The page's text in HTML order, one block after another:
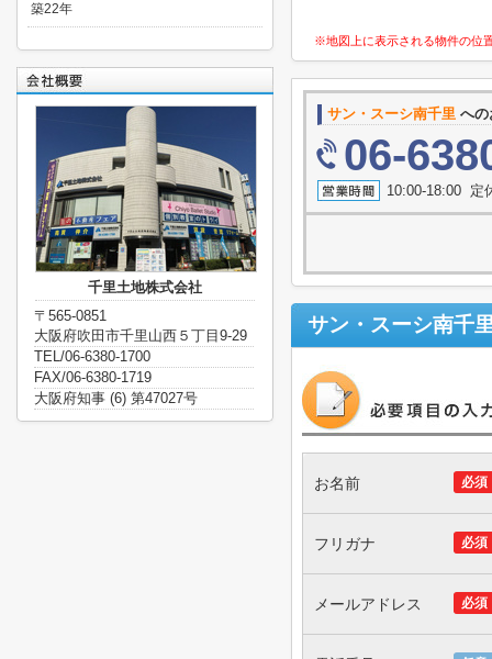
※地図上に表示される物件の位
サン・スーシ南千里 へ
06-
10:00-18:00 定
サン・スーシ南千
必須
お名前
必須
フリガナ
必須
メールアドレス
築22年
千里土地株式会社
〒565-0851
大阪府吹田市千里山西５丁目9-29
TEL/06-6380-1700
FAX/06-6380-1719
大阪府知事 (6) 第47027号